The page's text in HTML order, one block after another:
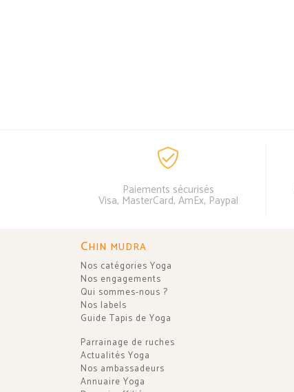
Paiements sécurisés
Visa, MasterCard, AmEx, Paypal
CHIN MUDRA
Nos catégories Yoga
Nos engagements
Qui sommes-nous ?
Nos labels
Guide Tapis de Yoga
Parrainage de ruches
Actualités Yoga
Nos ambassadeurs
Annuaire Yoga